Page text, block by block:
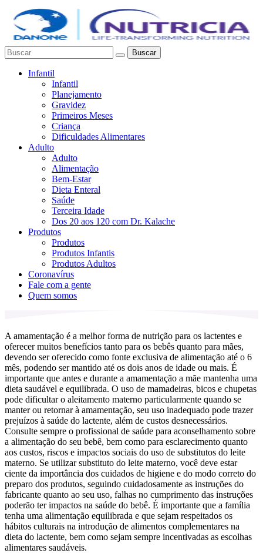
Buscar
Infantil
Infantil
Planejamento
Gravidez
Primeiros Meses
Criança
Dificuldades Alimentares
Adulto
Adulto
Alimentação
Bem-Estar
Dieta Enteral
Saúde
Terceira Idade
Dos 20 aos 120 com Dr. Kalache
Produtos
Produtos
Produtos Infantis
Produtos Adultos
Coronavírus
Fale com a gente
Quem somos
A amamentação é a melhor forma de nutrição para os lactentes e
oferecer muitos benefícios tanto para os bebês quanto para mães,
devendo ser oferecido como fonte exclusiva de alimentação até o 6
mês, podendo ser mantido até os dois anos de idade ou mais. É
importante que antes e durante a amamentação a mãe mantenha uma
dieta saudável e equilibrada. O uso de mamadeiras, bicos e chupetas
pode dificultar o aleitamento materno particularmente quando se
manter ou retornar à amamentação, seu uso inadequado pode trazer
prejuízos à saúde do lactente, além de custos desnecessários.
Consulte sempre o profissional de saúde para aconselhamento sobre
a alimentação do seu bebê, bem como para esclarecimento quanto
aos custos, riscos e impactos sociais do uso de substitutos do leite
materno. Se utilizar substituto do leite materno, você deve estar
ciente da importância dos cuidados de higiene e do modo correto do
preparo dos produtos, seguindo cuidadosamente as instruções do
fabricante quanto ao seu uso, falhas no cumprimento das instruções
poderão ter impactos na saúde do bebê. É importante que a família
tenha uma alimentação equilibrada e que sejam respeitados os
hábitos culturais na introdução de alimentos complementares na
dieta do lactente, bem como sejam sempre incentivadas as escolhas
alimentares saudáveis.